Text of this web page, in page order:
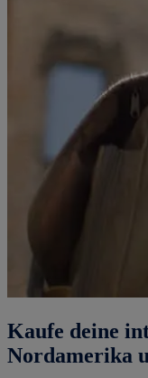
Kaufe deine
Nordamerika